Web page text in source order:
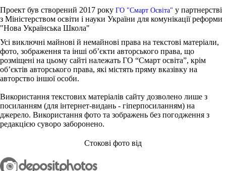
Проект був створений 2017 року ГО "Смарт Освіта" у партнерстві
з Міністерством освіти і науки України для комунікації реформи
"Нова Українська Школа"
Усі виключні майнові й немайнові права на текстові матеріали,
фото, зображення та інші об’єкти авторського права, що
розміщені на цьому сайті належать ГО “Смарт освіта”, крім
об’єктів авторського права, які містять пряму вказівку на
авторство іншої особи.
Використання текстових матеріалів сайту дозволено лише з
посиланням (для інтернет-видань - гіперпосиланням) на
джерело. Використання фото та зображень без погодження з
редакцією суворо заборонено.
Стокові фото від